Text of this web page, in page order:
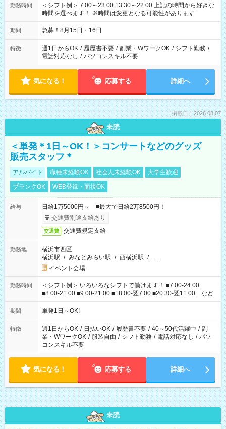
勤務時間
＜シフト例＞ 7:00～23:00 13:30～22:00 上記の時間から好きな
時間を選べます！ ※時間は変更となる可能性があります
期間 急募！8月15日・16日
特徴 週1日からOK / 履歴書不要 / 副業・WワークOK / シフト勤務 /
電話対応なし / パソコンスキル不要
気になる！ 応募する 詳細へ
掲載日：2026.08.07
未読
＜単発＊1日～OK！＞コンサートなどのグッズ
販売スタッフ＊
アルバイト 職種未経験OK 社会人未経験OK
大学生歓迎
ブランクOK
WEB登録・面接OK
給与
日給1万5000円～ ■最大で日給2万8500円！
交通費別途支給あり
交通費 交通費規定支給
勤務地
横浜市西区
横浜駅 / みなとみらい駅 / 西横浜駅 / …
イベント会場
勤務時間
＜シフト例＞ いろいろなシフトで働けます！ ■7:00-24:00
■8:00-21:00 ■9:00-21:00 ■18:00-翌7:00 ■20:30-翌11:00 など
期間 単発1日～OK!
特徴 週1日からOK / 日払いOK / 履歴書不要 / 40～50代活躍中 / 副
業・WワークOK / 服装自由 / シフト勤務 / 電話対応なし / パソ
コンスキル不要
気になる！ 応募する 詳細へ
未読